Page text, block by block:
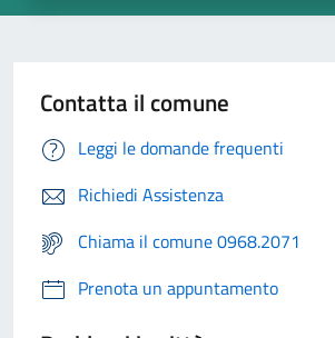
Contatta il comune
Leggi le domande frequenti
Richiedi Assistenza
Chiama il comune 0968.2071
Prenota un appuntamento